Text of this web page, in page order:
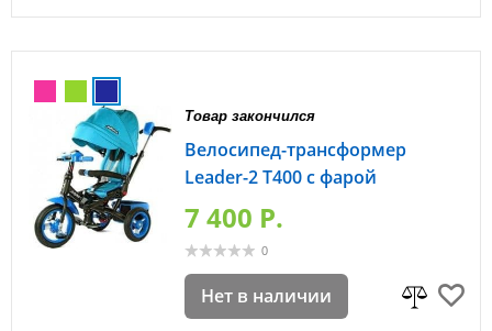
Товар закончился
Велосипед-трансформер
Leader-2 Т400 с фарой
7 400 P.
0
Нет в наличии